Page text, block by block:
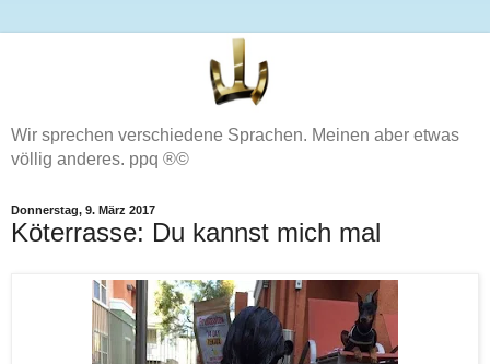
Wir sprechen verschiedene Sprachen. Meinen aber etwas
völlig anderes. ppq ®©
Donnerstag, 9. März 2017
Köterrasse: Du kannst mich mal